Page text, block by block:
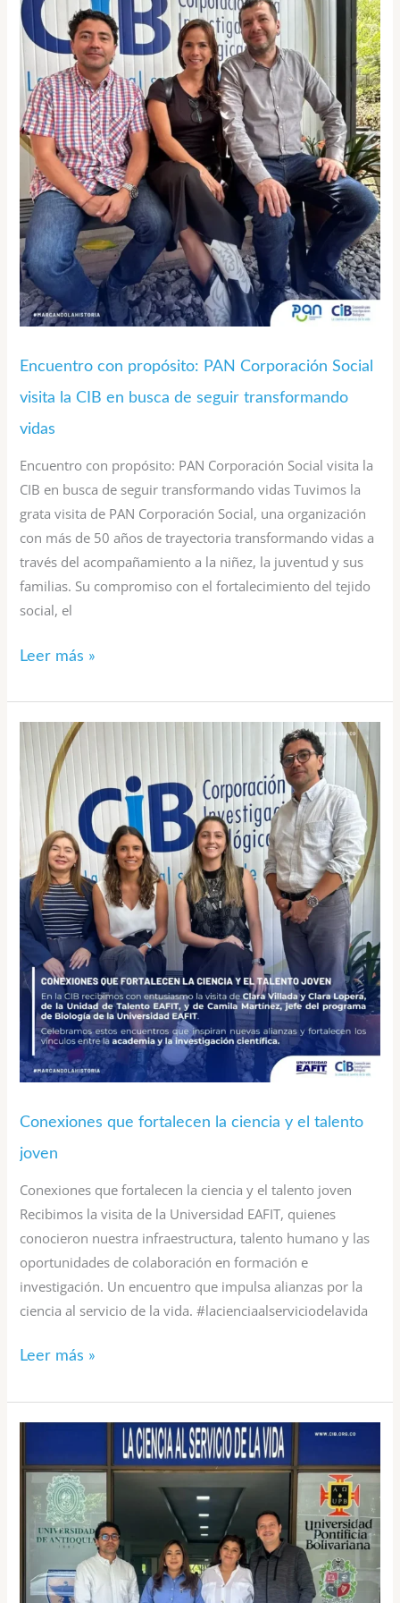
Encuentro con propósito: PAN Corporación Social
visita la CIB en busca de seguir transformando
vidas
Encuentro con propósito: PAN Corporación Social visita la
CIB en busca de seguir transformando vidas Tuvimos la
grata visita de PAN Corporación Social, una organización
con más de 50 años de trayectoria transformando vidas a
través del acompañamiento a la niñez, la juventud y sus
familias. Su compromiso con el fortalecimiento del tejido
social, el
con
propósito:
PAN
Corporación
Social
visita
la
CIB
en
busca
de
transformando
vidas
Leer más »
Conexiones que fortalecen la ciencia y el talento
joven
Conexiones que fortalecen la ciencia y el talento joven
Recibimos la visita de la Universidad EAFIT, quienes
conocieron nuestra infraestructura, talento humano y las
oportunidades de colaboración en formación e
investigación. Un encuentro que impulsa alianzas por la
ciencia al servicio de la vida. #lacienciaalserviciodelavida
Conexiones
que
fortalecen
la
ciencia
y
el
talento
joven
Leer más »
a
dirección
general
del